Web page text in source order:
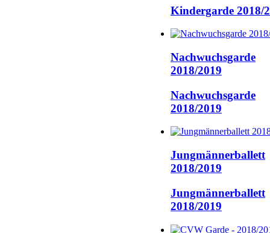
Kindergarde 2018/
Nachwuchsgarde
2018/2019
Nachwuchsgarde
2018/2019
Jungmännerballett
2018/2019
Jungmännerballett
2018/2019